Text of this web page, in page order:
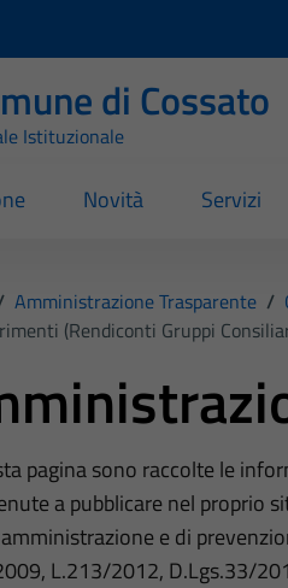
di Cossato
Istituzionale
Novità Servizi
Amministrazione Trasparente /
(Rendiconti Gruppi
pagina sono raccolte le
a pubblicare nel proprio
e di
L.213/2012, D.Lgs.33/